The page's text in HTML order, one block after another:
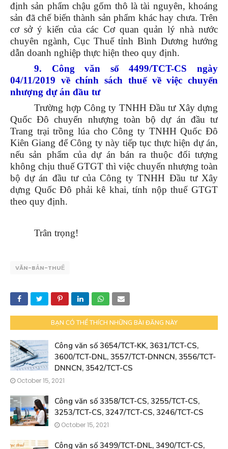
định sản phẩm chậu gốm thô là tài nguyên, khoáng
sản đã chế biến thành sản phẩm khác hay chưa. Trên
cơ sở ý kiến của các Cơ quan quản lý nhà nước
chuyên ngành, Cục Thuế tỉnh Bình Dương hướng
dẫn doanh nghiệp thực hiện theo quy định.
9. Công văn số 4499/TCT-CS ngày
04/11/2019 về chính sách thuế về việc chuyển
nhượng dự án đầu tư
Trường hợp Công ty TNHH Đầu tư Xây dựng
Quốc Đô chuyển nhượng toàn bộ dự án đầu tư
Trang trại trồng lúa cho Công ty TNHH Quốc Đô
Kiên Giang để Công ty này tiếp tục thực hiện dự án,
nếu sản phẩm của dự án bán ra thuộc đối tượng
không chịu thuế GTGT thì việc chuyển nhượng toàn
bộ dự án đầu tư của Công ty TNHH Đầu tư Xây
dựng Quốc Đô phải kê khai, tính nộp thuế GTGT
theo quy định.
Trân trọng!
VĂN-BẢN-THUẾ
BẠN CÓ THỂ THÍCH NHỮNG BÀI ĐĂNG NÀY
Công văn số 3654/TCT-KK, 3631/TCT-CS,
3600/TCT-DNL, 3557/TCT-DNNCN, 3556/TCT-
DNNCN, 3542/TCT-CS
October 15, 2021
Công văn số 3358/TCT-CS, 3255/TCT-CS,
3253/TCT-CS, 3247/TCT-CS, 3246/TCT-CS
October 15, 2021
Công văn số 3499/TCT-DNL, 3490/TCT-CS,